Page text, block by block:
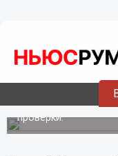
24.04.202013:42
Более 1,5 млн
подрядчик
Незаконные
проверки.